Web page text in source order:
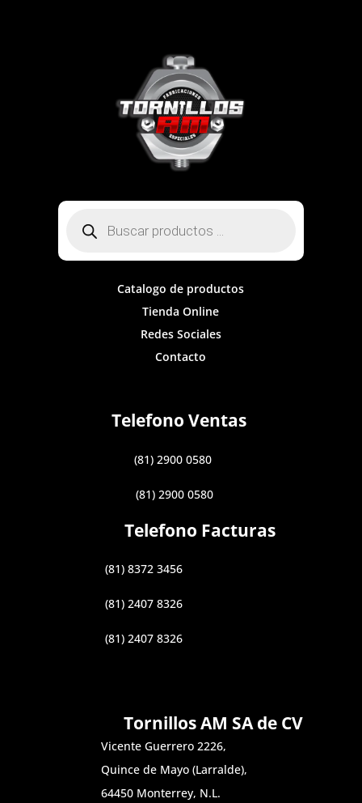
productos
Catalogo de productos
Tienda Online
Redes Sociales
Contacto
Telefono Ventas
(81) 2900 0580
(81) 2900 0580
Telefono Facturas
(81) 8372 3456
(81) 2407 8326
(81) 2407 8326
Tornillos AM SA de CV
Vicente Guerrero 2226,
Quince de Mayo (Larralde),
64450 Monterrey, N.L.